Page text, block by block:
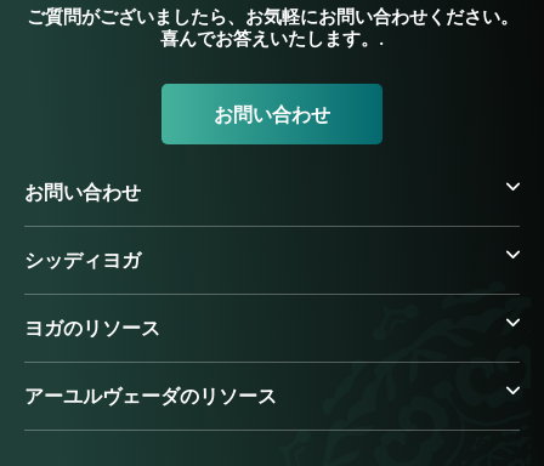
ご質問がございましたら、お気軽にお問い合わせください。
喜んでお答えいたします。.
お問い合わせ
お問い合わせ
シッディヨガ
ヨガのリソース
アーユルヴェーダのリソース